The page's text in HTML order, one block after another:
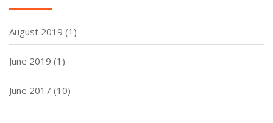
August 2019 (1)
June 2019 (1)
June 2017 (10)